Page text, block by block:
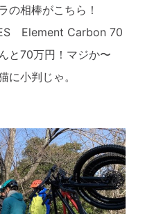
の相棒がこちら！
Element Carbon 70
と70万円！マジか〜
に小判じゃ。